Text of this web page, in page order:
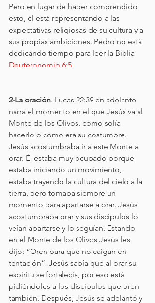
Pero en lugar de haber comprendido
esto, él está representando a las
expectativas religiosas de su cultura y a
sus propias ambiciones. Pedro no está
dedicando tiempo para leer la Biblia
Deuteronomio 6:5
2-La oración. Lucas 22:39 en adelante
narra el momento en el que Jesús va al
Monte de los Olivos, como solía
hacerlo o como era su costumbre.
Jesús acostumbraba ir a este Monte a
orar. Él estaba muy ocupado porque
estaba iniciando un movimiento,
estaba trayendo la cultura del cielo a la
tierra, pero tomaba siempre un
momento para apartarse a orar. Jesús
acostumbraba orar y sus discípulos lo
veían apartarse y lo seguían. Estando
en el Monte de los Olivos Jesús les
dijo: “Oren para que no caigan en
tentación”. Jesús sabía que al orar su
espíritu se fortalecía, por eso está
pidiéndoles a los discípulos que oren
también. Después, Jesús se adelantó y